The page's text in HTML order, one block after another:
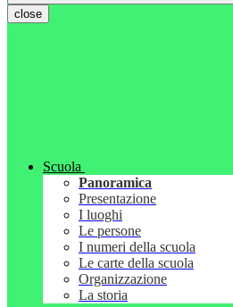
close
Scuola
Panoramica
Presentazione
I luoghi
Le persone
I numeri della scuola
Le carte della scuola
Organizzazione
La storia